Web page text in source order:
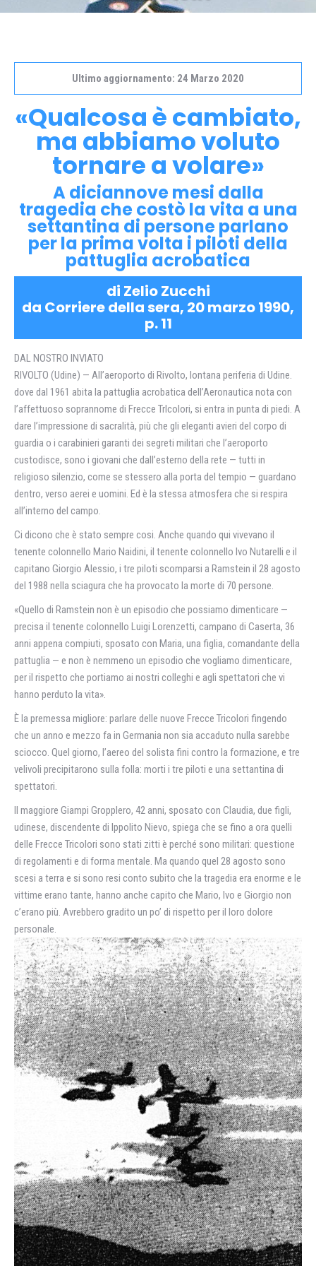
Ultimo aggiornamento: 24 Marzo 2020
«Qualcosa è cambiato,
ma abbiamo voluto
tornare a volare»
A diciannove mesi dalla
tragedia che costò la vita a una
settantina di persone parlano
per la prima volta i piloti della
pattuglia acrobatica
di Zelio Zucchi
da Corriere della sera, 20 marzo 1990,
p. 11
DAL NOSTRO INVIATO
RIVOLTO (Udine) — All’aeroporto di Rivolto, lontana periferia di Udine.
dove dal 1961 abita la pattuglia acrobatica dell’Aeronautica nota con
l’affettuoso soprannome di Frecce TrIcolori, si entra in punta di piedi. A
dare l’impressione di sacralità, più che gli eleganti avieri del corpo di
guardia o i carabinieri garanti dei segreti militari che l’aeroporto
custodisce, sono i giovani che dall’esterno della rete — tutti in
religioso silenzio, come se stessero alla porta del tempio — guardano
dentro, verso aerei e uomini. Ed è la stessa atmosfera che si respira
all’interno del campo.
Ci dicono che è stato sempre cosi. Anche quando qui vivevano il
tenente colonnello Mario Naidini, il tenente colonnello Ivo Nutarelli e il
capitano Giorgio Alessio, i tre piloti scomparsi a Ramstein il 28 agosto
del 1988 nella sciagura che ha provocato la morte di 70 persone.
«Quello di Ramstein non è un episodio che possiamo dimenticare —
precisa il tenente colonnello Luigi Lorenzetti, campano di Caserta, 36
anni appena compiuti, sposato con Maria, una figlia, comandante della
pattuglia — e non è nemmeno un episodio che vogliamo dimenticare,
per il rispetto che portiamo ai nostri colleghi e agli spettatori che vi
hanno perduto la vita».
È la premessa migliore: parlare delle nuove Frecce Tricolori fingendo
che un anno e mezzo fa in Germania non sia accaduto nulla sarebbe
sciocco. Quel giorno, l’aereo del solista fini contro la formazione, e tre
velivoli precipitarono sulla folla: morti i tre piloti e una settantina di
spettatori.
Il maggiore Giampi Gropplero, 42 anni, sposato con Claudia, due figli,
udinese, discendente di Ippolito Nievo, spiega che se fino a ora quelli
delle Frecce Tricolori sono stati zitti è perché sono militari: questione
di regolamenti e di forma mentale. Ma quando quel 28 agosto sono
scesi a terra e si sono resi conto subito che la tragedia era enorme e le
vittime erano tante, hanno anche capito che Mario, Ivo e Giorgio non
c’erano più. Avrebbero gradito un po’ di rispetto per il loro dolore
personale.